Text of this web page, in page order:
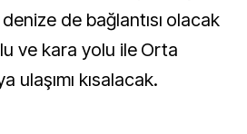
de bağlantısı olacak
ve kara yolu ile Orta
ulaşımı kısalacak.